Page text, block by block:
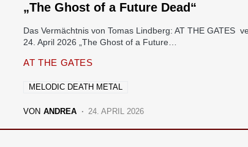
„The Ghost of a Future Dead“
Das Vermächtnis von Tomas Lindberg: AT THE GATES
24. April 2026 „The Ghost of a Future…
AT THE GATES
MELODIC DEATH METAL
VON ANDREA 24. APRIL 2026